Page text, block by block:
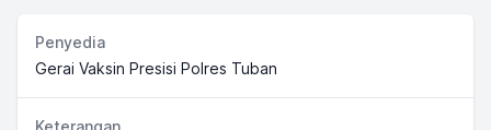
Penyedia
Gerai Vaksin Presisi Polres Tuban
Keterangan